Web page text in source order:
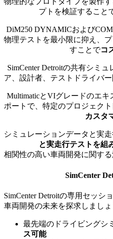
プトを検証すること
DiM250 DYNAMICおよび
物理テストを最小限に抑え、
すことでコ
SimCenter Detroitの共有シミ
ア、設計者、テストドライバ
MultimaticとVIグレードのエ
ポートで、特定のプロジェク
カスタ
シミュレーションデータと実
と実走行テストを組
相関性の高い車両開発に関す
SimCenter
SimCenter Detroitの専用セッシ
車両開発の未来を探求しましょ
最先端のドライビングシ
ス可能